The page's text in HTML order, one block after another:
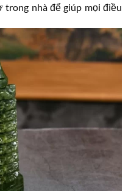
trong nhà để giúp mọi điều